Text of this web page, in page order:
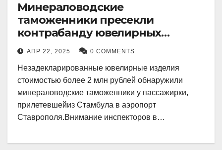
Минераловодские
таможенники пресекли
контрабанду ювелирных
изделий на 2 млн рублей
АПР 22, 2025 0 COMMENTS
Незадекларированные ювелирные изделия
стоимостью более 2 млн рублей обнаружили
минераловодские таможенники у пассажирки,
прилетевшейиз Стамбула в аэропорт
Ставрополя.Внимание инспекторов в…